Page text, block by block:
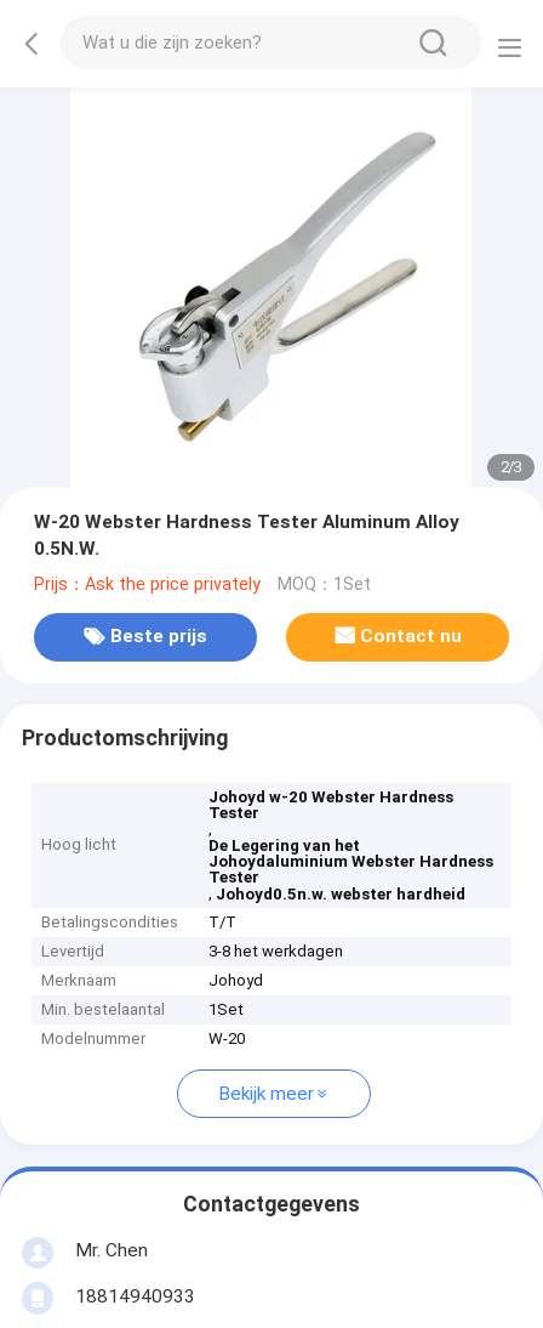
2/3
W-20 Webster Hardness Tester Aluminum Alloy
0.5N.W.
Prijs：Ask the price privately MOQ：1Set
Beste prijs Contact nu
Productomschrijving
Hoog licht
Johoyd w-20 Webster Hardness
Tester
,
De Legering van het
Johoydaluminium Webster Hardness
Tester
, Johoyd0.5n.w. webster hardheid
Betalingscondities
T/T
Levertijd
3-8 het werkdagen
Merknaam
Johoyd
Min. bestelaantal
1Set
Modelnummer
W-20
Bekijk meer
Contactgegevens
Mr. Chen
18814940933